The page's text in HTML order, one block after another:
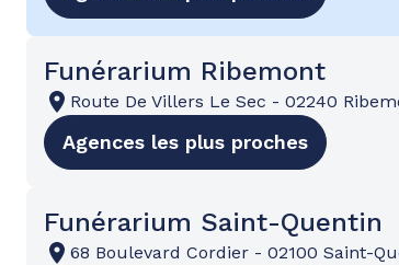
Funérarium Ribemont
Route De Villers Le Sec - 02240
Agences les plus proches
Funérarium Saint-Quentin
68 Boulevard Cordier - 02100 Saint-